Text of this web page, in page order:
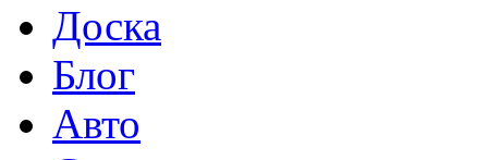
Доска
Блог
Авто